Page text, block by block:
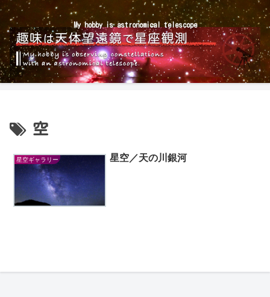
My hobby is astronomical telescope
空
星空ギャラリー 星空／天の川銀河